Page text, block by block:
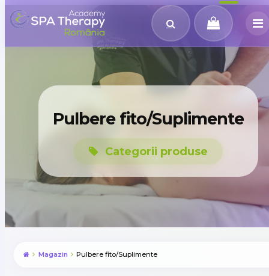
Pulbere fito/Suplimente
Categorii produse
Magazin Pulbere fito/Suplimente